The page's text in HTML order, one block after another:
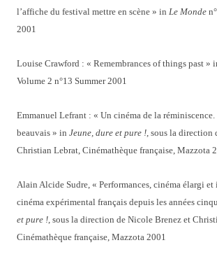
l’affiche du festival mettre en scène » in Le Monde
2001
Louise Crawford : « Remembrances of things past »
Volume 2 n°13 Summer 2001
Emmanuel Lefrant : « Un cinéma de la réminiscence.
beauvais » in Jeune, dure et pure !, sous la direction
Christian Lebrat, Cinémathèque française, Mazzota
Alain Alcide Sudre, « Performances, cinéma élargi
cinéma expérimental français depuis les années
et pure !, sous la direction de Nicole Brenez et
Cinémathèque française, Mazzota 2001